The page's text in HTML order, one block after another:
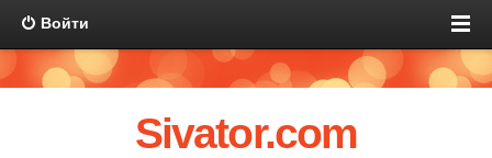
Войти
Sivator.com